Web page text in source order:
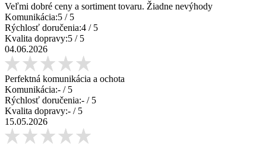
Veľmi dobré ceny a sortiment tovaru. Žiadne nevýhody
Komunikácia:5 / 5
Rýchlosť doručenia:4 / 5
Kvalita dopravy:5 / 5
04.06.2026
Perfektná komunikácia a ochota
Komunikácia:- / 5
Rýchlosť doručenia:- / 5
Kvalita dopravy:- / 5
15.05.2026